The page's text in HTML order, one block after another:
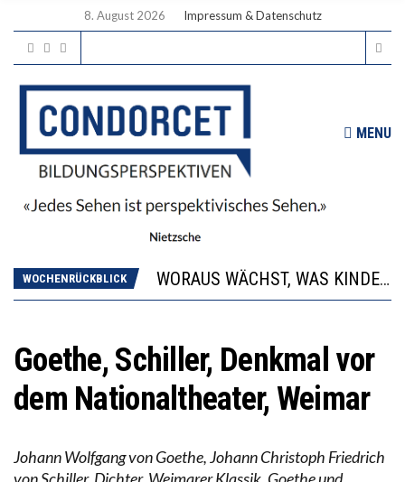
8. August 2026 Impressum & Datenschutz
MENU
WOCHENRÜCKBLICK
WORAUS WÄCHST, WAS KINDER TRÄGT
“WIR BEOBACHTEN EINEN REGELRECHTEN STURZFLUG BEI DEN LERNLEISTUNGEN”
Goethe, Schiller, Denkmal vor
dem Nationaltheater, Weimar
Johann Wolfgang von Goethe, Johann Christoph Friedrich
von Schiller, Dichter, Weimarer Klassik, Goethe und